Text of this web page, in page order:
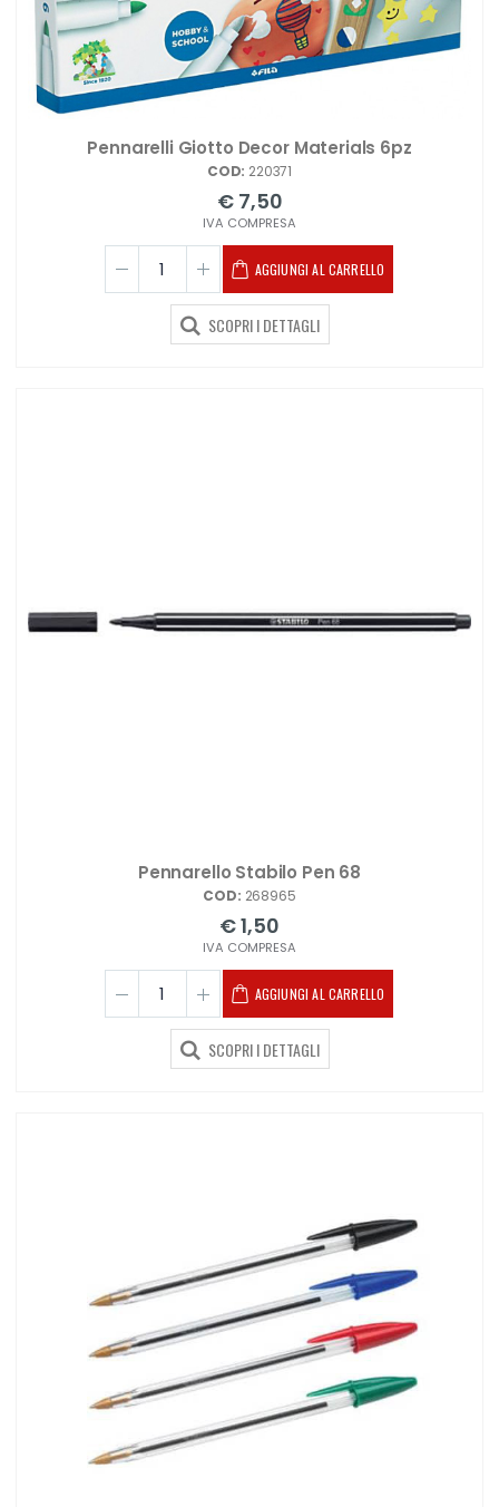
Pennarelli Giotto Decor Materials 6pz
COD: 220371
€ 7,50
IVA COMPRESA
AGGIUNGI AL CARRELLO
SCOPRI I DETTAGLI
Pennarello Stabilo Pen 68
COD: 268965
€ 1,50
IVA COMPRESA
AGGIUNGI AL CARRELLO
SCOPRI I DETTAGLI